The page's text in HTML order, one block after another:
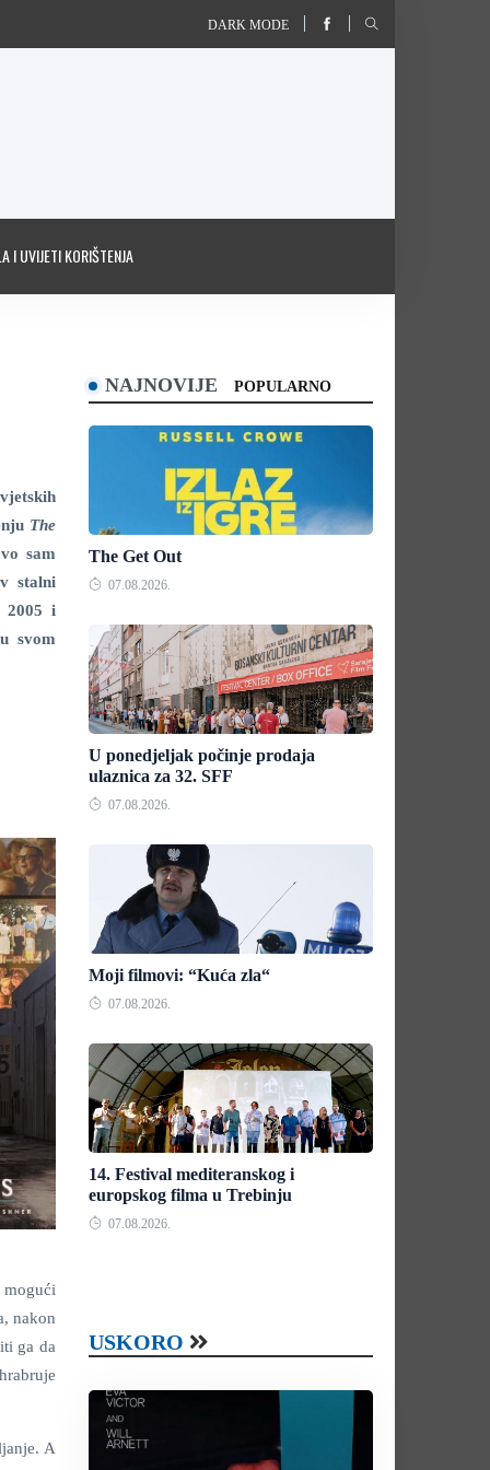
DARK MODE
I UVIJETI KORIŠTENJA
The
sam
stalni
2005 i
svom
nakon
ga da
A
NAJNOVIJE POPULARNO
The Get Out
07.08.2026.
U ponedjeljak počinje prodaja
ulaznica za 32. SFF
07.08.2026.
Moji filmovi: “Kuća zla“
07.08.2026.
14. Festival mediteranskog i
europskog filma u Trebinju
07.08.2026.
USKORO